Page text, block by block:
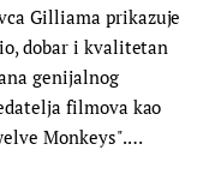
Gilliama prikazuje
dobar i kvalitetan
genijalnog
filmova kao
Monkeys".…